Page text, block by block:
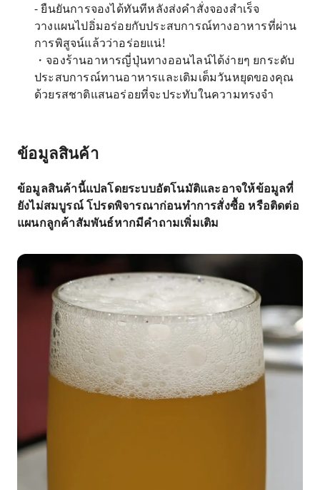
- ยืนยันการจองได้ทันทีหลังส่งคำสั่งจองสำเร็จ
วางแผนไปอิ่มอร่อยกับประสบการณ์ทางอาหารที่ผ่าน
การพิสูจน์แล้วว่าอร่อยแน่!
・จองร้านอาหารญี่ปุ่นทางออนไลน์ได้ง่ายๆ ยกระดับ
ประสบการณ์ทานอาหารและเติมเต็มวันหยุดของคุณ
ด้วยรสชาติแสนอร่อยที่จะประทับในความทรงจำ
ข้อมูลสินค้า
ข้อมูลสินค้านี้แปลโดยระบบอัตโนมัติและอาจให้ข้อมูลที่
ยังไม่สมบูรณ์ โปรดพิจารณาก่อนทำการสั่งซื้อ หรือติดต่อ
แผนกลูกค้าสัมพันธ์หากมีคำถามเพิ่มเติม